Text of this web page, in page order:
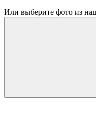
Или выберите фото из